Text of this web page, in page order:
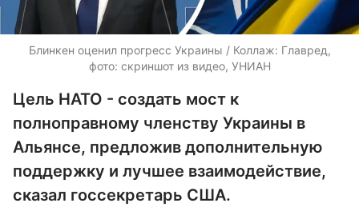
Блинкен оценил прогресс Украины / Коллаж: Главред,
фото: скриншот из видео, УНИАН
Цель НАТО - создать мост к
полноправному членству Украины в
Альянсе, предложив дополнительную
поддержку и лучшее взаимодействие,
сказал госсекретарь США.